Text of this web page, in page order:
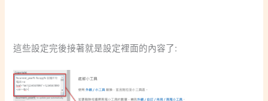
這些設定完後接著就是設定裡面的內容了: